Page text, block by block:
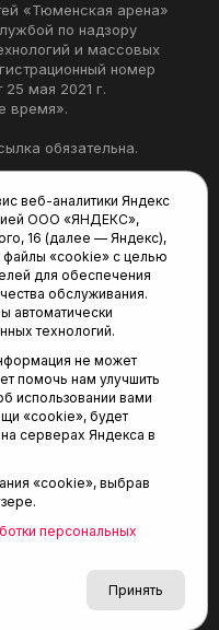
«Тюменская арена»
по надзору
и массовых
номер
мая 2021 г.
время».
обязательна.
28А
веб-аналитики Яндекс
ООО «ЯНДЕКС»,
16 (далее — Яндекс),
файлы «cookie» с целью
для обеспечения
обслуживания.
автоматически
технологий.
не может
помочь нам улучшить
использовании вами
«cookie», будет
серверах Яндекса в
«cookie», выбрав
персональных
Принять